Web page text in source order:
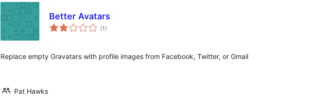
Better Avatars
(1 загальний
рейтинг
)
Replace empty Gravatars with profile images from Facebook, Twitter, or Gmail
Pat Hawks